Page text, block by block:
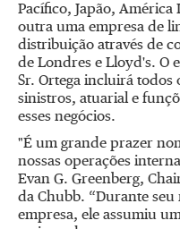
Pacífico, Japão, América
outra uma empresa de
distribuição através de
de Londres e Lloyd's. O
Sr. Ortega incluirá todos
sinistros, atuarial e
esses negócios.
"É um grande prazer
nossas operações
Evan G. Greenberg,
da Chubb. “Durante seu
empresa, ele assumiu